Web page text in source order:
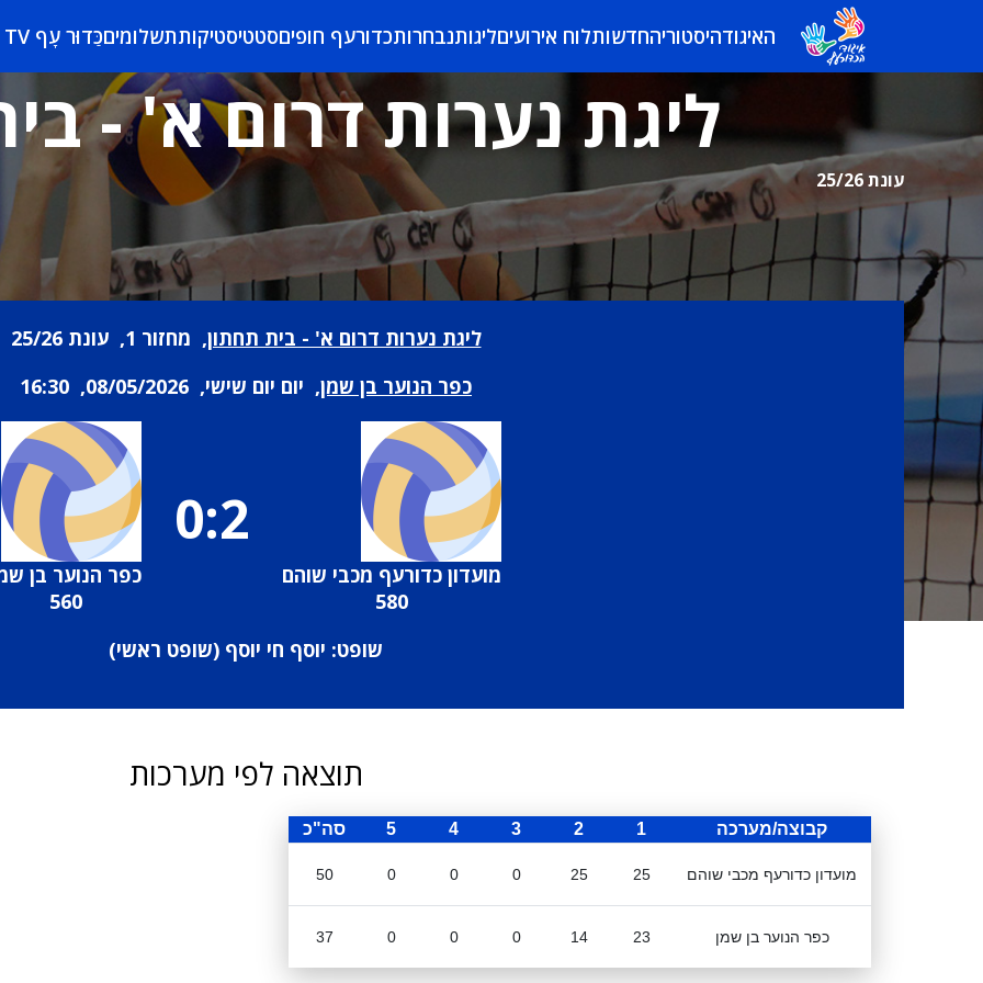
האיגודהיסטוריהחדשותלוח אירועיםליגותנבחרותכדורעף חופיםסטטיסטיקותתשלומיםכַּדוּר עָף TV
ליגת נערות דרום א' -
עונת 25/26
ליגת נערות דרום א' - בית תחתון, מחזור 1, עונת 25/26
כפר הנוער בן שמן, יום יום שישי, 08/05/2026, 16:30
מועדון כדורעף מכבי שוהם
580
0:2
כפר הנוער בן
560
שופט: יוסף חי יוסף (שופט ראשי)
תוצאה לפי מערכות
קבוצה/מערכה 1
2
3
4
5 סה"כ
מועדון כדורעף מכבי שוהם 25
25
0
0
0
50
כפר הנוער בן שמן 23
14
0
0
0
37